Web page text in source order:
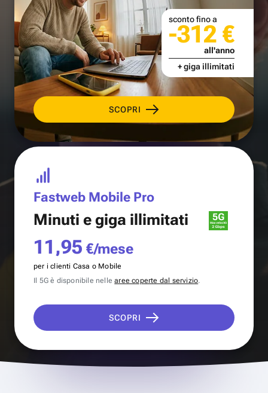
SCOPRI
sconto fino a
-312 €
all'anno
+ giga illimitati
Fastweb Mobile Pro
Minuti e giga illimitati
11,95 €/mese
per i clienti Casa o Mobile
Il 5G è disponibile nellearee coperte dal servizio.
SCOPRI